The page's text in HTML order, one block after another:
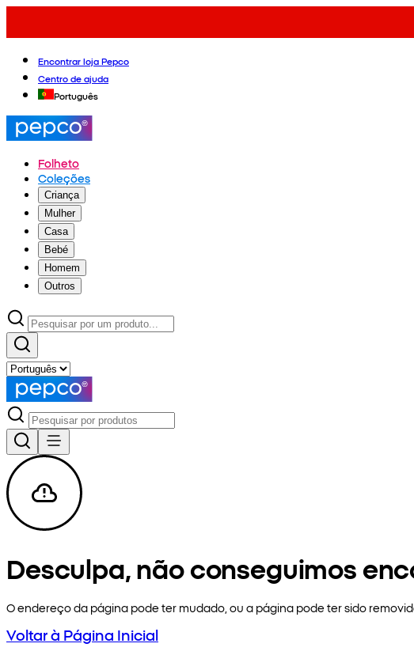
Encontrar loja Pepco
Centro de ajuda
Português
Folheto
Coleções
Criança
Mulher
Casa
Bebé
Homem
Outros
Desculpa, não conseguimos
O endereço da página pode ter mudado, ou a página pode ter sido
Voltar à Página Inicial